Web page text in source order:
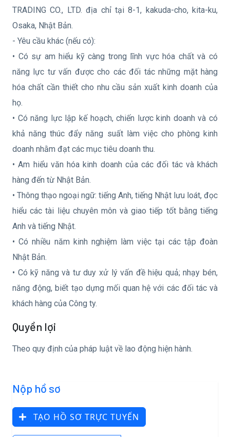
TRADING CO., LTD. địa chỉ tại 8-1, kakuda-cho, kita-ku,
Osaka, Nhật Bản.
- Yêu cầu khác (nếu có):
• Có sự am hiểu kỹ càng trong lĩnh vực hóa chất và có
năng lực tư vấn được cho các đối tác những mặt hàng
hóa chất cần thiết cho nhu cầu sản xuất kinh doanh của
họ.
• Có năng lực lập kế hoạch, chiến lược kinh doanh và có
khả năng thúc đẩy năng suất làm việc cho phòng kinh
doanh nhằm đạt các mục tiêu doanh thu.
• Am hiểu văn hóa kinh doanh của các đối tác và khách
hàng đến từ Nhật Bản.
• Thông thạo ngoại ngữ: tiếng Anh, tiếng Nhật lưu loát, đọc
hiểu các tài liệu chuyên môn và giao tiếp tốt bằng tiếng
Anh và tiếng Nhật.
• Có nhiều năm kinh nghiệm làm việc tại các tập đoàn
Nhật Bản.
• Có kỹ năng và tư duy xử lý vấn đề hiệu quả; nhạy bén,
năng động, biết tạo dựng mối quan hệ với các đối tác và
khách hàng của Công ty.
Quyền lợi
Theo quy định của pháp luật về lao động hiện hành.
Nộp hồ sơ
TẠO HỒ SƠ TRỰC TUYẾN